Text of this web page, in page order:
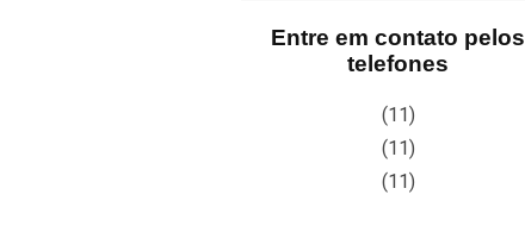
Entre em contato pelos
telefones
(11)
(11)
(11)